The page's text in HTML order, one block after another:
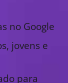
no Google
jovens e
para